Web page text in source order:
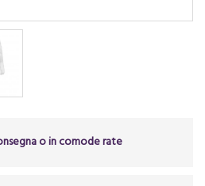
o in comode rate